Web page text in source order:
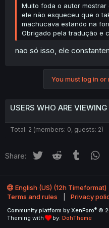
Muito foda o autor mostrar
ele não esqueceu que o
machucava estando na
Obrigado pela tradução e
nao só isso, ele
You must log in
USERS WHO ARE
Total: 2 (members: 0, guests: 2)
Share: Twitter Reddit Tumblr
English (US) (12h Timeformat)
Terms and rules
Privacy
Community platform by XenForo® ©
Theming with
by: DohTheme